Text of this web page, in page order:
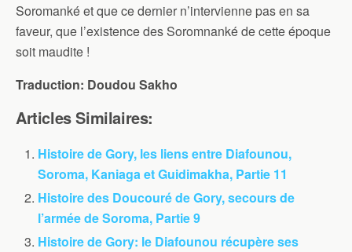
Soromanké et que ce dernier n’intervienne pas en sa
faveur, que l’existence des Soromnanké de cette époque
soit maudite !
Traduction: Doudou Sakho
Articles Similaires:
Histoire de Gory, les liens entre Diafounou,
Soroma, Kaniaga et Guidimakha, Partie 11
Histoire des Doucouré de Gory, secours de
l’armée de Soroma, Partie 9
Histoire de Gory: le Diafounou récupère ses